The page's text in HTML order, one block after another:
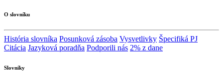
O slovníku
História slovníka Posunková zásoba Vysvetlivky Špecifiká PJ
Citácia Jazyková poradňa Podporili nás 2% z dane
Slovníky